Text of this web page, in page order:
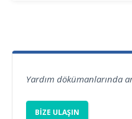
Yardım dökümanlarında
BIZE ULAŞIN